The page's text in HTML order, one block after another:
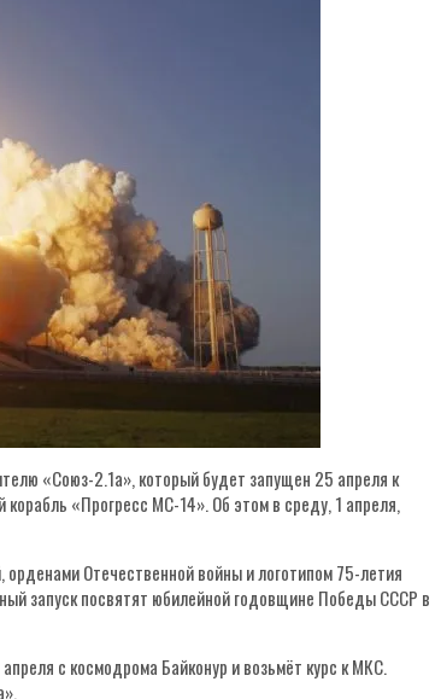
«Союз-2.1а», который будет запущен 25 апреля к
«Прогресс МС-14». Об этом в среду, 1 апреля,
орденами Отечественной войны и логотипом 75-летия
запуск посвятят юбилейной годовщине Победы СССР в
с космодрома Байконур и возьмёт курс к МКС.